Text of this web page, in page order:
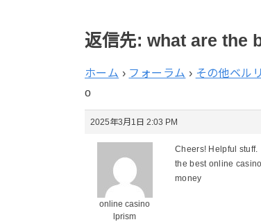
返信先: what are the
ホーム › フォーラム › その他ベル
o
2025年3月1日 2:03 PM
online casino
lprism
Cheers! Helpful stuff.
the best online
money